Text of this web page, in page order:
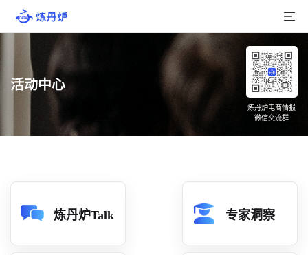
产品介绍
品牌数据
店铺数据
活动中心
炼丹炉电商情报
微信交流群
炼丹炉Talk 专家洞察